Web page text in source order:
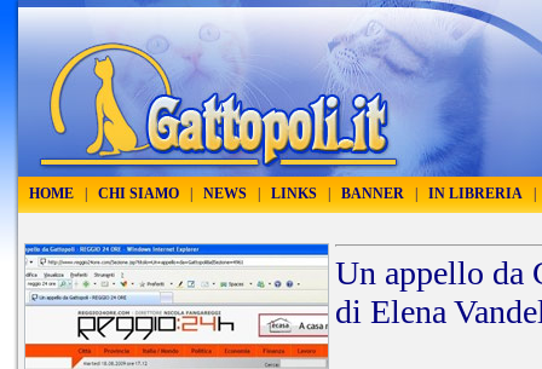
HOME CHI SIAMO NEWS LINKS BANNER IN LIBRERIA
Un appello da
di Elena